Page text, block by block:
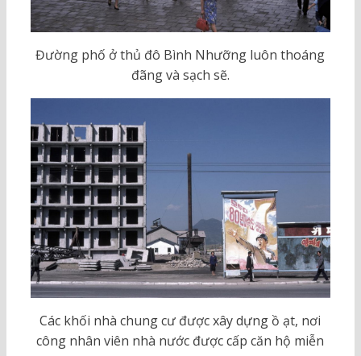
Đường phố ở thủ đô Bình Nhưỡng luôn thoáng
đãng và sạch sẽ.
Các khối nhà chung cư được xây dựng ồ ạt, nơi
công nhân viên nhà nước được cấp căn hộ miễn